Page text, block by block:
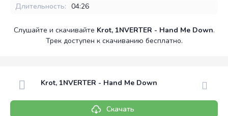
Длительность: 04:26
Слушайте и скачивайте Krot, 1NVERTER - Hand Me Down.
Трек доступен к скачиванию бесплатно.
Krot, 1NVERTER - Hand Me Down
Скачать